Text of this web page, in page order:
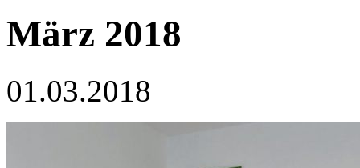
März 2018
01.03.2018